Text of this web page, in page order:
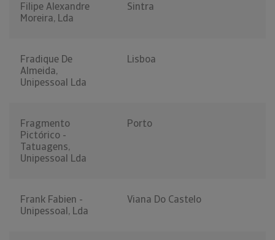
Filipe Alexandre
Moreira, Lda
Sintra
Fradique De
Almeida,
Unipessoal Lda
Lisboa
Fragmento
Pictórico -
Tatuagens,
Unipessoal Lda
Porto
Frank Fabien -
Unipessoal, Lda
Viana Do Castelo